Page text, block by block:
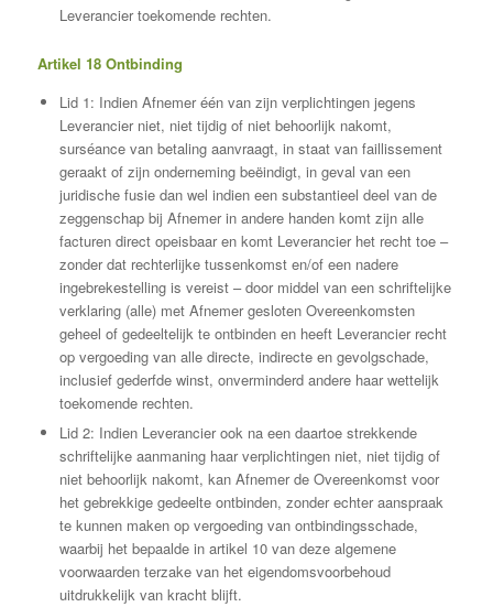
Leverancier toekomende rechten.
Artikel 18 Ontbinding
Lid 1: Indien Afnemer één van zijn verplichtingen jegens
Leverancier niet, niet tijdig of niet behoorlijk nakomt,
surséance van betaling aanvraagt, in staat van faillissement
geraakt of zijn onderneming beëindigt, in geval van een
juridische fusie dan wel indien een substantieel deel van de
zeggenschap bij Afnemer in andere handen komt zijn alle
facturen direct opeisbaar en komt Leverancier het recht toe –
zonder dat rechterlijke tussenkomst en/of een nadere
ingebrekestelling is vereist – door middel van een schriftelijke
verklaring (alle) met Afnemer gesloten Overeenkomsten
geheel of gedeeltelijk te ontbinden en heeft Leverancier recht
op vergoeding van alle directe, indirecte en gevolgschade,
inclusief gederfde winst, onverminderd andere haar wettelijk
toekomende rechten.
Lid 2: Indien Leverancier ook na een daartoe strekkende
schriftelijke aanmaning haar verplichtingen niet, niet tijdig of
niet behoorlijk nakomt, kan Afnemer de Overeenkomst voor
het gebrekkige gedeelte ontbinden, zonder echter aanspraak
te kunnen maken op vergoeding van ontbindingsschade,
waarbij het bepaalde in artikel 10 van deze algemene
voorwaarden terzake van het eigendomsvoorbehoud
uitdrukkelijk van kracht blijft.